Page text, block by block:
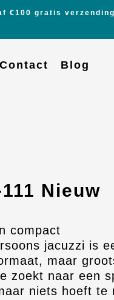
€100 gratis verzending
Contact Blog
Nieuw
compact
jacuzzi is
maar
zoekt naar een
niets hoeft te